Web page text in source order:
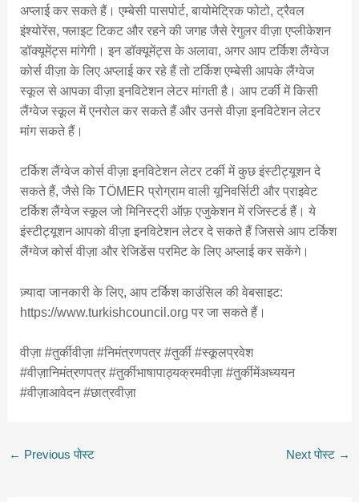
अप्लाई कर सकते हैं। एम्बेसी पासपोर्ट, बायोमेट्रिक फोटो, ट्रैवल
इंश्योरेंस, फ्लाइट टिकट और रहने की जगह जैसे रेगुलर वीज़ा एप्लीकेशन
डॉक्यूमेंट्स मांगेगी। इन डॉक्यूमेंट्स के अलावा, अगर आप टर्किश लैंग्वेज
कोर्स वीज़ा के लिए अप्लाई कर रहे हैं तो टर्किश एम्बेसी आपके लैंग्वेज
स्कूल से आपका वीज़ा इनविटेशन लेटर मांगती है। आप टर्की में किसी
लैंग्वेज स्कूल में एनरोल कर सकते हैं और उनसे वीज़ा इनविटेशन लेटर
मांग सकते हैं।
टर्किश लैंग्वेज कोर्स वीज़ा इनविटेशन लेटर टर्की में कुछ इंस्टीट्यूशन दे
सकते हैं, जैसे कि TÖMER प्रोग्राम वाली यूनिवर्सिटी और प्राइवेट
टर्किश लैंग्वेज स्कूल जो मिनिस्ट्री ऑफ़ एजुकेशन में रजिस्टर्ड हैं। ये
इंस्टीट्यूशन आपको वीज़ा इनविटेशन लेटर दे सकते हैं जिससे आप टर्किश
लैंग्वेज कोर्स वीज़ा और रेजिडेंस परमिट के लिए अप्लाई कर सकेंगे।
ज़्यादा जानकारी के लिए, आप टर्किश काउंसिल की वेबसाइट:
https://www.turkishcouncil.org पर जा सकते हैं।
वीज़ा #तुर्कीवीज़ा #निमंत्रणपत्र #तुर्की #स्कूलप्रवेश
#वीज़ानिमंत्रणपत्र #तुर्कीभाषापाठ्यक्रमवीज़ा #तुर्कीमेंअध्ययन
#वीज़ाआवेदन #छात्रवीज़ा
← Previous पोस्ट Next पोस्ट →